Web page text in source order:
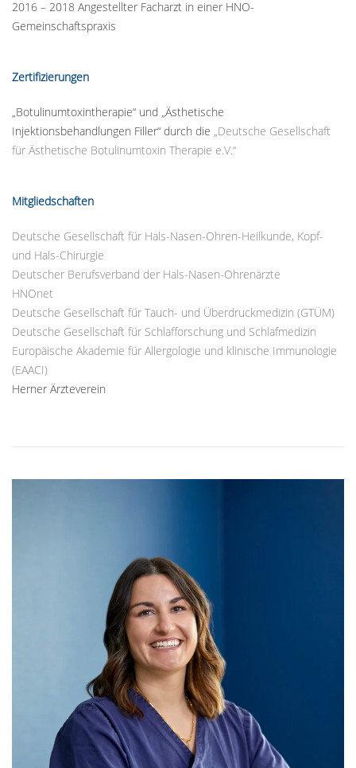
2016 – 2018 Angestellter Facharzt in einer HNO-
Gemeinschaftspraxis
Zertifizierungen
„Botulinumtoxintherapie“ und „Ästhetische
Injektionsbehandlungen Filler“ durch die „Deutsche Gesellschaft
für Ästhetische Botulinumtoxin Therapie e.V.“
Mitgliedschaften
Deutsche Gesellschaft für Hals-Nasen-Ohren-Heilkunde, Kopf-
und Hals-Chirurgie
Deutscher Berufsverband der Hals-Nasen-Ohrenärzte
HNOnet
Deutsche Gesellschaft für Tauch- und Überdruckmedizin (GTÜM)
Deutsche Gesellschaft für Schlafforschung und Schlafmedizin
Europäische Akademie für Allergologie und klinische Immunologie
(EAACI)
Herner Ärzteverein